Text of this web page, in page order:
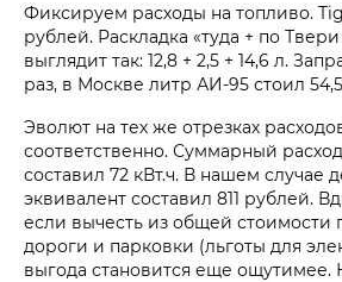
Фиксируем расходы на топливо.
рублей. Раскладка «туда + по
выглядит так: 12,8 + 2,5 + 14,6 л.
раз, в Москве литр АИ-95 стоил
Эволют на тех же отрезках
соответственно. Суммарный
составил 72 кВт.ч. В нашем случае
эквивалент составил 811 рублей.
если вычесть из общей стоимости
дороги и парковки (льготы для
выгода становится еще ощутимее.